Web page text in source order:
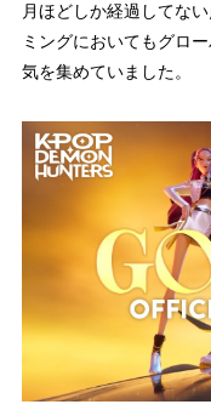
月ほどしか経過してな
ミングにおいてもグロ
気を集めていました。